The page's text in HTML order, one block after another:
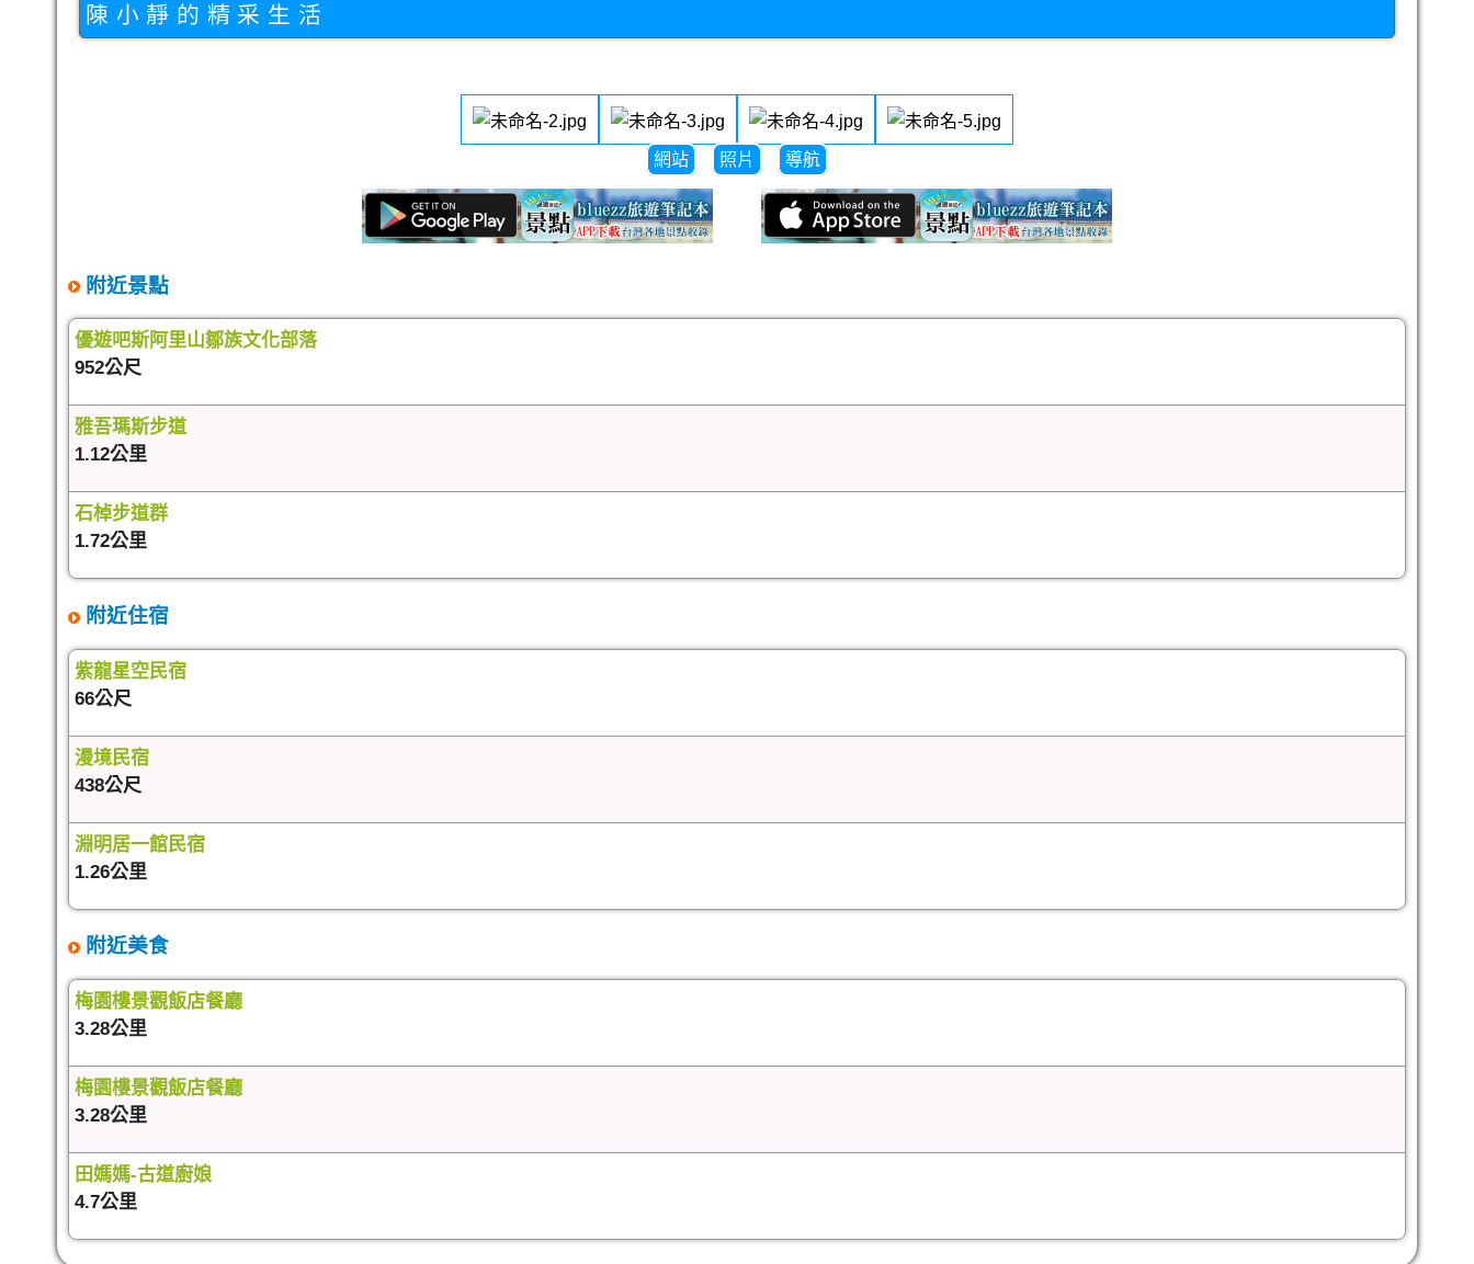
陳小靜的精采生活
網站 照片 導航
附近景點
優遊吧斯阿里山鄒族文化部落
952公尺
雅吾瑪斯步道
1.12公里
石棹步道群
1.72公里
附近住宿
紫龍星空民宿
66公尺
漫境民宿
438公尺
淵明居一館民宿
1.26公里
附近美食
梅園樓景觀飯店餐廳
3.28公里
梅園樓景觀飯店餐廳
3.28公里
田媽媽-古道廚娘
4.7公里